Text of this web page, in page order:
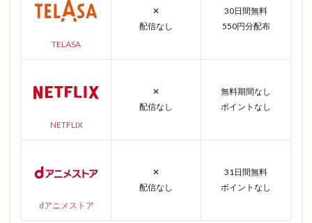
TELASA
✕
配信なし
30日間無料
550円分配布
NETFLIX
✕
配信なし
無料期間なし
ポイントなし
dアニメストア
✕
配信なし
31日間無料
ポイントなし